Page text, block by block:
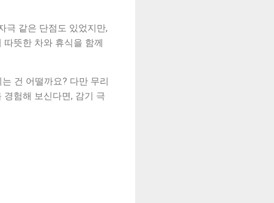
극 같은 단점도 있었지만,
뜻한 차와 휴식을 함께
건 어떨까요? 다만 무리
험해 보신다면, 감기 극